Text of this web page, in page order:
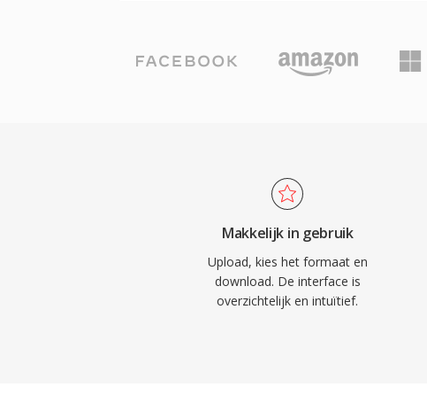
Makkelijk in gebruik
Upload, kies het formaat en
download. De interface is
overzichtelijk en intuïtief.